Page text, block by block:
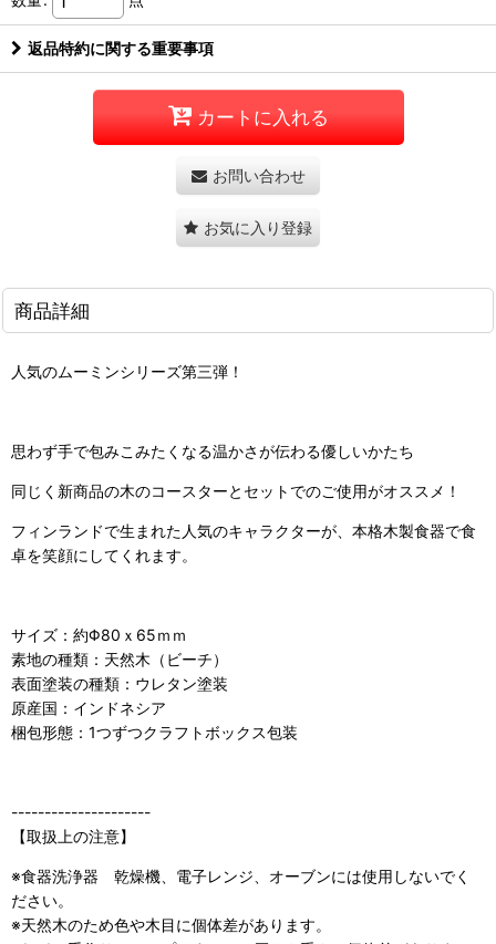
返品特約に関する重要事項
カートに入れる
お問い合わせ
お気に入り登録
商品詳細
人気のムーミンシリーズ第三弾！
思わず手で包みこみたくなる温かさが伝わる優しいかたち
同じく新商品の木のコースターとセットでのご使用がオススメ！
フィンランドで生まれた人気のキャラクターが、本格木製食器で食
卓を笑顔にしてくれます。
サイズ：約Φ80ｘ65ｍｍ
素地の種類：天然木（ビーチ）
表面塗装の種類：ウレタン塗装
原産国：インドネシア
梱包形態：1つずつクラフトボックス包装
---------------------
【取扱上の注意】
※食器洗浄器 乾燥機、電子レンジ、オーブンには使用しないでく
ださい。
※天然木のため色や木目に個体差があります。